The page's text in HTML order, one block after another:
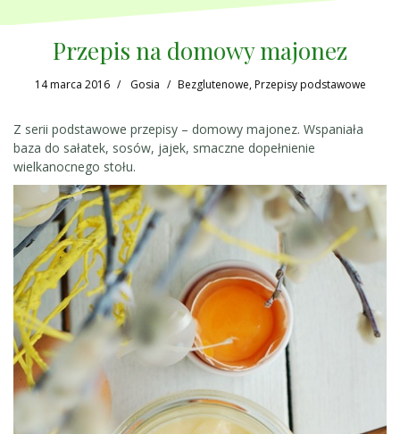
Przepis na domowy majonez
14 marca 2016 Gosia Bezglutenowe,Przepisy podstawowe
Z serii podstawowe przepisy – domowy majonez. Wspaniała
baza do sałatek, sosów, jajek, smaczne dopełnienie
wielkanocnego stołu.